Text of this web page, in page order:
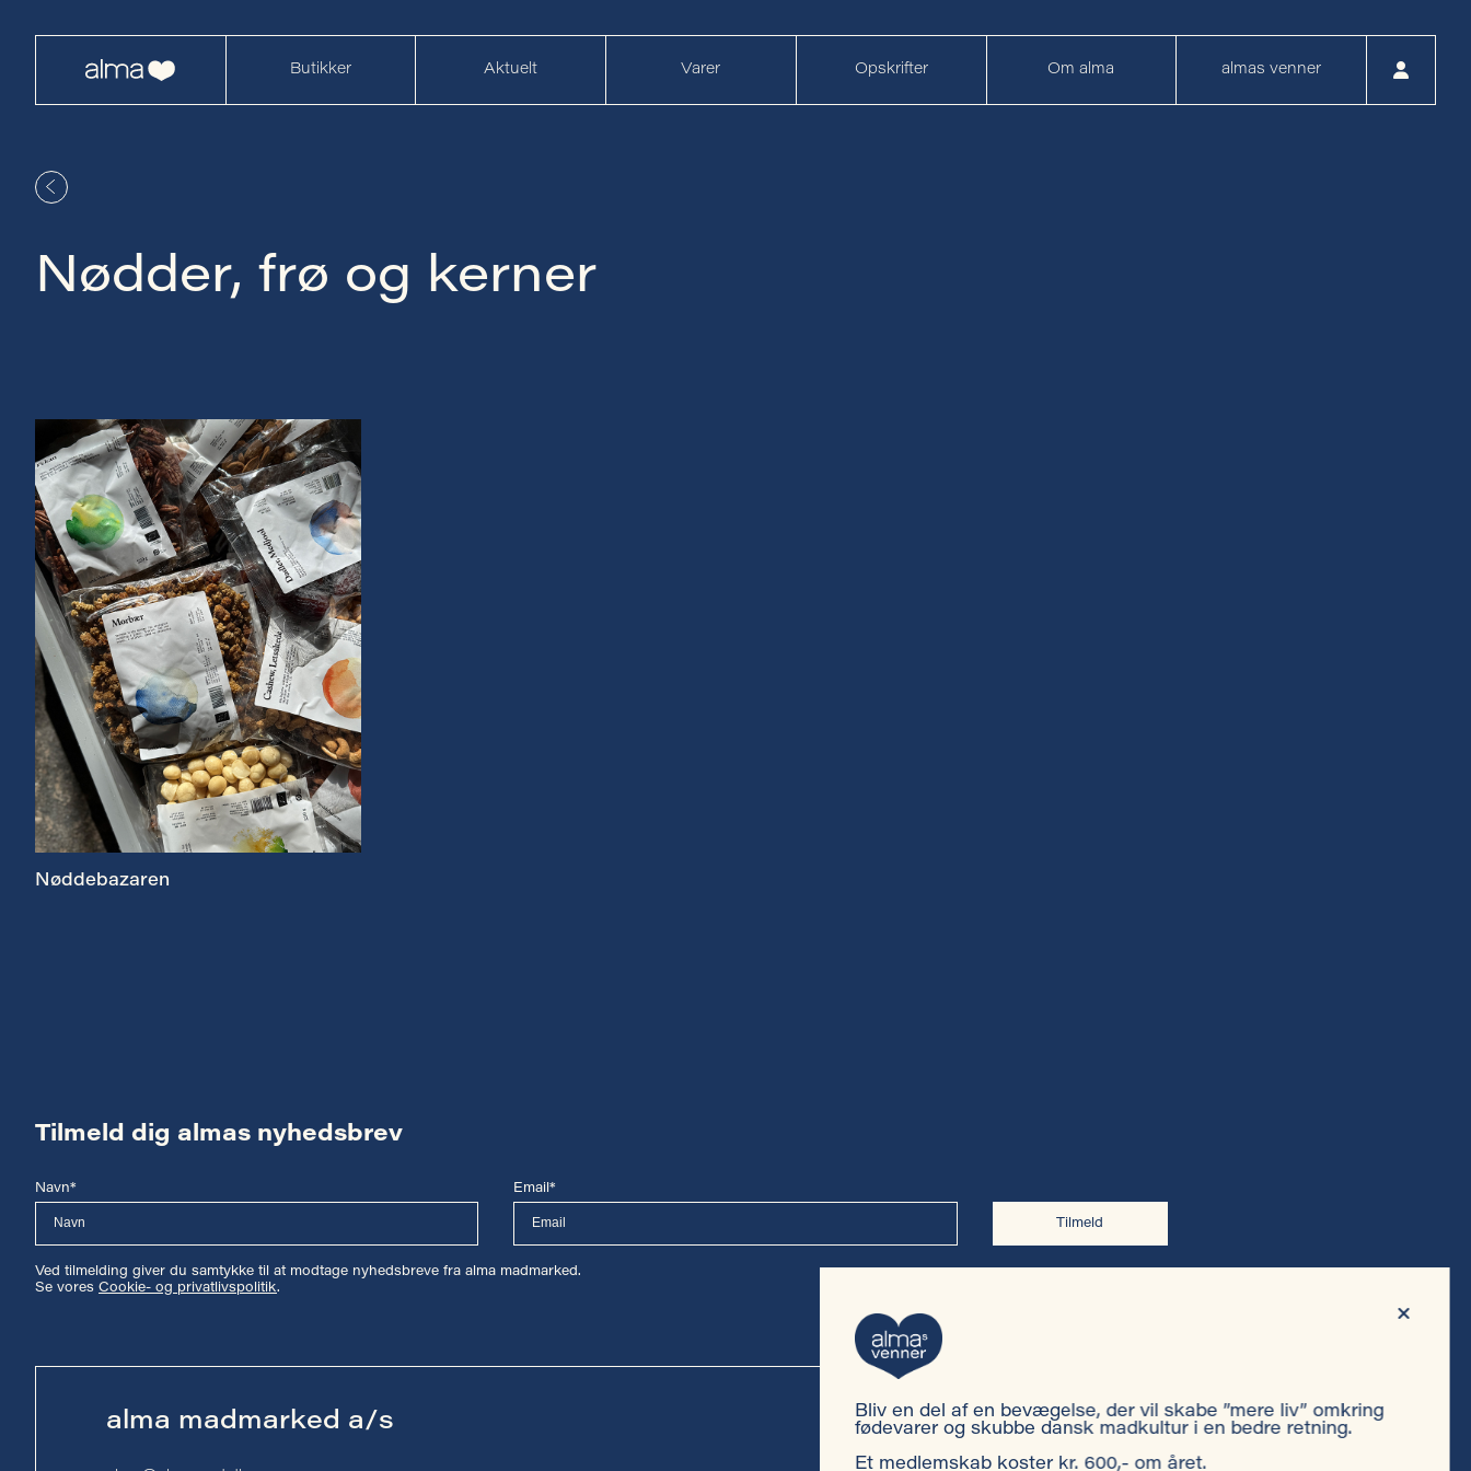
Butikker Aktuelt Varer Opskrifter Om alma almas venner
Nødder, frø og kerner
Nøddebazaren
Tilmeld dig almas nyhedsbrev
Navn* Email*
Tilmeld
Ved tilmelding giver du samtykke til at modtage nyhedsbreve fra alma madmarked.
Se vores Cookie- og privatlivspolitik.
alma madmarked a/s Privatlivspolitik
Bliv en del af en bevægelse, der vil skabe ”mere liv” omkring
fødevarer og skubbe dansk madkultur i en bedre retning.
Et medlemskab koster kr. 600,- om året.